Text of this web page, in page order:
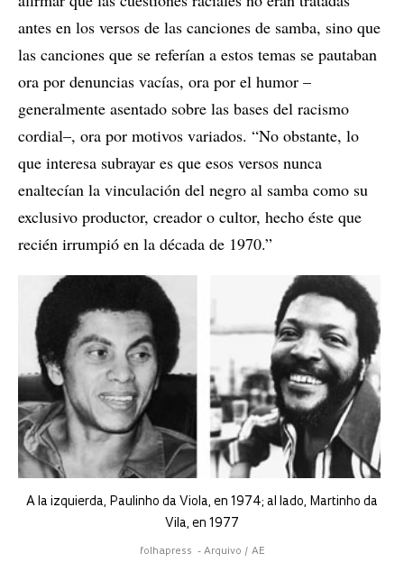
antes en los versos de las canciones de samba, sino que
las canciones que se referían a estos temas se pautaban
ora por denuncias vacías, ora por el humor –
generalmente asentado sobre las bases del racismo
cordial–, ora por motivos variados. “No obstante, lo
que interesa subrayar es que esos versos nunca
enaltecían la vinculación del negro al samba como su
exclusivo productor, creador o cultor, hecho éste que
recién irrumpió en la década de 1970.”
A la izquierda, Paulinho da Viola, en 1974; al lado, Martinho da
Vila, en 1977
folhapress - Arquivo / AE